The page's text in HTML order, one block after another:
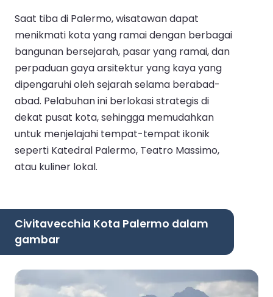
Saat tiba di Palermo, wisatawan dapat
menikmati kota yang ramai dengan berbagai
bangunan bersejarah, pasar yang ramai, dan
perpaduan gaya arsitektur yang kaya yang
dipengaruhi oleh sejarah selama berabad-
abad. Pelabuhan ini berlokasi strategis di
dekat pusat kota, sehingga memudahkan
untuk menjelajahi tempat-tempat ikonik
seperti Katedral Palermo, Teatro Massimo,
atau kuliner lokal.
Civitavecchia Kota Palermo dalam
gambar